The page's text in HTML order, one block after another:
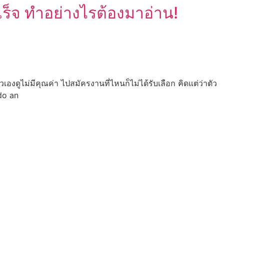
จ ทำอย่างไรต้องมาอ่าน!
องดูไม่มีคุณค่า ไปสมัครงานที่ไหนก็ไม่ได้รับเลือก คิดแต่ว่าตัว
an